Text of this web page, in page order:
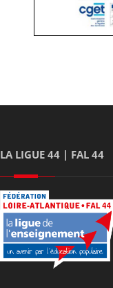
LA LIGUE 44 | FAL 44